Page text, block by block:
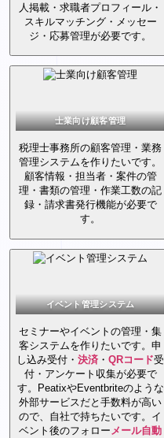
人掲載・求職者プロフィール・
スキルマッチング・メッセー
ジ・応募管理が必要です。
士業向け顧客管理
税理士事務所の顧客管理・業務
管理システムを作りたいです。
顧客情報・担当者・案件の管
理・書類の管理・作業工数の記
録・請求書発行機能が必要で
す。
イベント管理システム
セミナーやイベントの管理・集
客システムを作りたいです。申
し込み受付・ 決済 ・ QRコード受
付・アンケート収集が必要で
す。PeatixやEventbriteのような
外部サービスだと手数料が高い
ので、自社で持ちたいです。イ
ベント後のフォローメール自動